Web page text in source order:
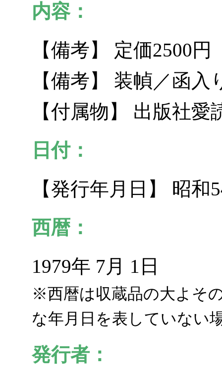
内容：
【備考】 定価2500円
【備考】 装幀／函入
【付属物】 出版社愛
日付：
【発行年月日】 昭和
西暦：
1979年 7月 1日
※西暦は収蔵品の大よそ
な年月日を表していない
発行者：